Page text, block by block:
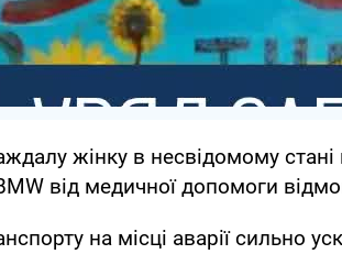
жінку в несвідомому стані
від медичної допомоги
на місці аварії сильно